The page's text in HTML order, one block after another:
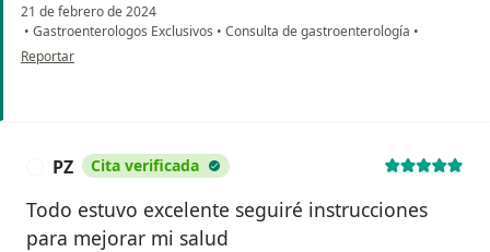
21 de febrero de 2024
• Gastroenterologos Exclusivos • Consulta de gastroenterología •
en opinión del usuario Liliana Rmz
Reportar
PZ Cita verificada
Todo estuvo excelente seguiré instrucciones
para mejorar mi salud